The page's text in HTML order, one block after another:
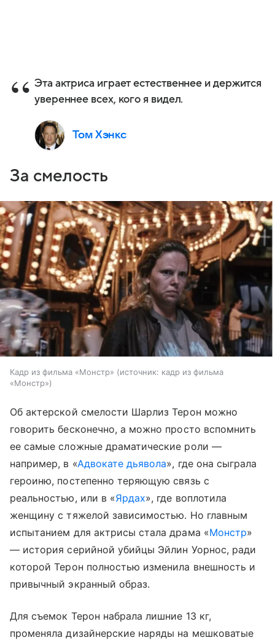
Эта актриса играет естественнее и держится
увереннее всех, кого я видел.
Том Хэнкс
За смелость
Кадр из фильма «Монстр» источник: кадр из фильма
«Монстр»
Об актерской смелости Шарлиз Терон можно
говорить бесконечно, а можно просто вспомнить
ее самые сложные драматические роли —
например, в «Адвокате дьявола», где она сыграла
героиню, постепенно теряющую связь с
реальностью, или в «Ярдах», где воплотила
женщину с тяжелой зависимостью. Но главным
испытанием для актрисы стала драма «Монстр»
— история серийной убийцы Эйлин Уорнос, ради
которой Терон полностью изменила внешность и
привычный экранный образ.
Для съемок Терон набрала лишние 13 кг,
променяла дизайнерские наряды на мешковатые